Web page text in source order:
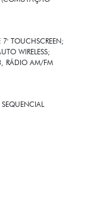
TOUCHSCREEN;
WIRELESS;
RÁDIO AM/FM